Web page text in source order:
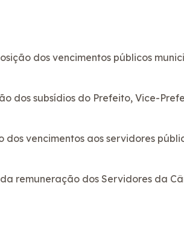
dos vencimentos públicos
dos subsídios do Prefeito, Vice-
vencimentos aos servidores
remuneração dos Servidores da